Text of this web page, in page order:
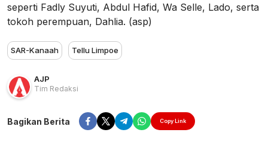
seperti Fadly Suyuti, Abdul Hafid, Wa Selle, Lado, serta
tokoh perempuan, Dahlia. (asp)
SAR-Kanaah Tellu Limpoe
AJP
Tim Redaksi
Bagikan Berita Copy Link